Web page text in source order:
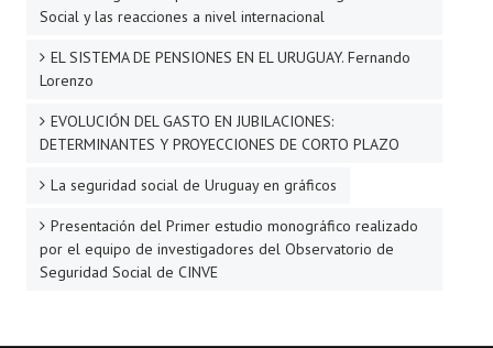
Social y las reacciones a nivel internacional
EL SISTEMA DE PENSIONES EN EL URUGUAY. Fernando
Lorenzo
EVOLUCIÓN DEL GASTO EN JUBILACIONES:
DETERMINANTES Y PROYECCIONES DE CORTO PLAZO
La seguridad social de Uruguay en gráficos
Presentación del Primer estudio monográfico realizado
por el equipo de investigadores del Observatorio de
Seguridad Social de CINVE